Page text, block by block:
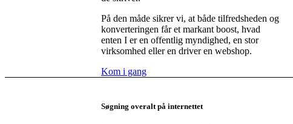
På den måde sikrer vi, at både tilfredsheden og
konverteringen får et markant boost, hvad
enten I er en offentlig myndighed, en stor
virksomhed eller en driver en webshop.
Kom i gang
Søgning overalt på internettet